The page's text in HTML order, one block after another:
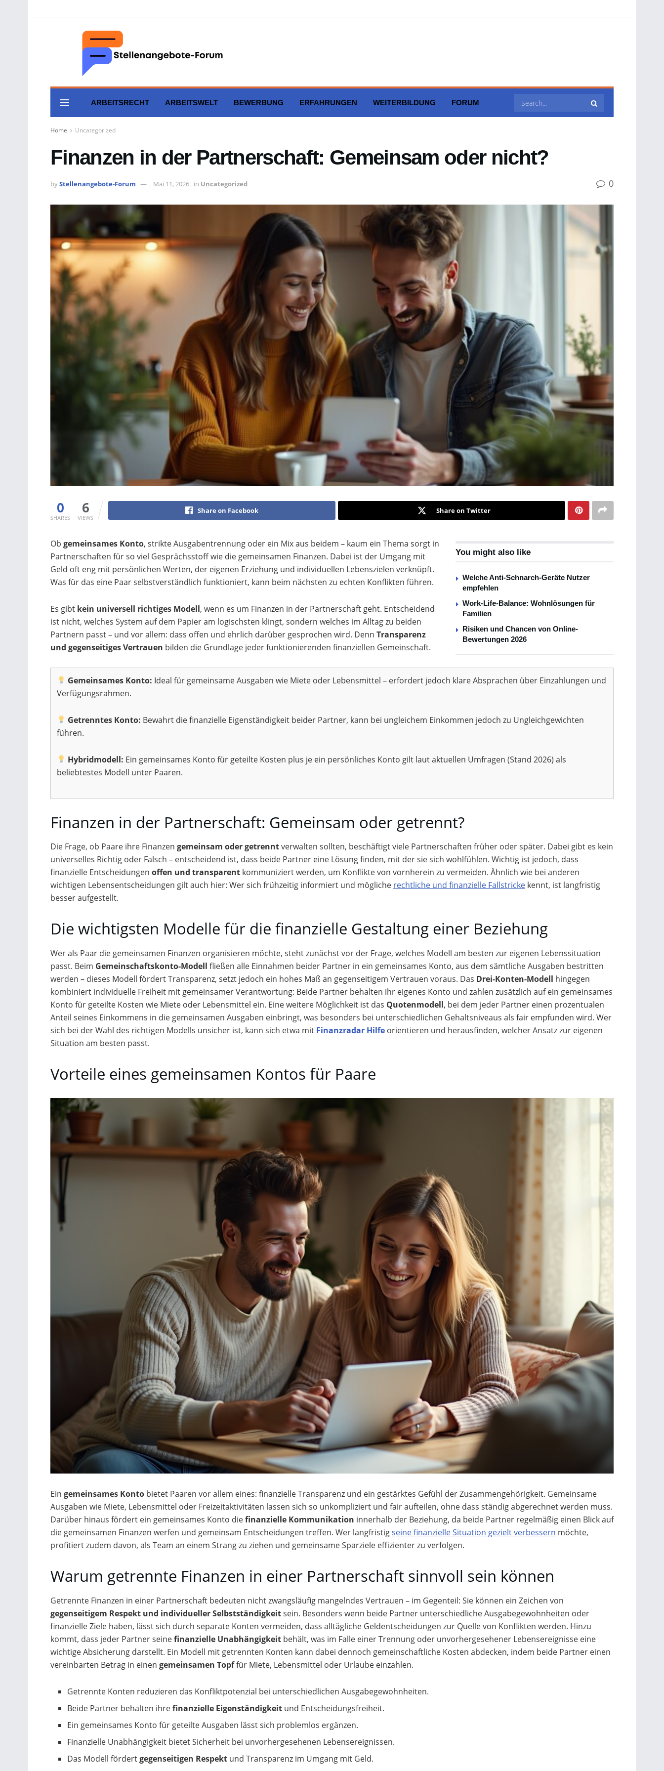
ARBEITSRECHT ARBEITSWELT BEWERBUNG ERFAHRUNGEN WEITERBILDUNG FORUM
Home Uncategorized
Finanzen in der Partnerschaft: Gemeinsam oder nicht?
byStellenangebote-Forum Mai 11, 2026 in Uncategorized 0
0
SHARES
6
VIEWS
Share on Facebook Share on Twitter
You might also like
Welche Anti-Schnarch-Geräte Nutzer
empfehlen
Work-Life-Balance: Wohnlösungen für
Familien
Risiken und Chancen von Online-
Bewertungen 2026
Ob gemeinsames Konto, strikte Ausgabentrennung oder ein Mix aus beidem – kaum ein Thema sorgt in
Partnerschaften für so viel Gesprächsstoff wie die gemeinsamen Finanzen. Dabei ist der Umgang mit
Geld oft eng mit persönlichen Werten, der eigenen Erziehung und individuellen Lebenszielen verknüpft.
Was für das eine Paar selbstverständlich funktioniert, kann beim nächsten zu echten Konflikten führen.
Es gibt kein universell richtiges Modell, wenn es um Finanzen in der Partnerschaft geht. Entscheidend
ist nicht, welches System auf dem Papier am logischsten klingt, sondern welches im Alltag zu beiden
Partnern passt – und vor allem: dass offen und ehrlich darüber gesprochen wird. Denn Transparenz
und gegenseitiges Vertrauen bilden die Grundlage jeder funktionierenden finanziellen Gemeinschaft.
Gemeinsames Konto: Ideal für gemeinsame Ausgaben wie Miete oder Lebensmittel – erfordert jedoch klare Absprachen über Einzahlungen und
Verfügungsrahmen.
Getrenntes Konto: Bewahrt die finanzielle Eigenständigkeit beider Partner, kann bei ungleichem Einkommen jedoch zu Ungleichgewichten
führen.
Hybridmodell: Ein gemeinsames Konto für geteilte Kosten plus je ein persönliches Konto gilt laut aktuellen Umfragen (Stand 2026) als
beliebtestes Modell unter Paaren.
Finanzen in der Partnerschaft: Gemeinsam oder getrennt?
Die Frage, ob Paare ihre Finanzen gemeinsam oder getrenntverwalten sollten, beschäftigt viele Partnerschaften früher oder später. Dabei gibt es kein
universelles Richtig oder Falsch – entscheidend ist, dass beide Partner eine Lösung finden, mit der sie sich wohlfühlen. Wichtig ist jedoch, dass
finanzielle Entscheidungen offen und transparent kommuniziert werden, um Konflikte von vornherein zu vermeiden. Ähnlich wie bei anderen
wichtigen Lebensentscheidungen gilt auch hier: Wer sich frühzeitig informiert und mögliche rechtliche und finanzielle Fallstricke kennt, ist langfristig
besser aufgestellt.
Die wichtigsten Modelle für die finanzielle Gestaltung einer Beziehung
Wer als Paar die gemeinsamen Finanzen organisieren möchte, steht zunächst vor der Frage, welches Modell am besten zur eigenen Lebenssituation
passt. Beim Gemeinschaftskonto-Modell fließen alle Einnahmen beider Partner in ein gemeinsames Konto, aus dem sämtliche Ausgaben bestritten
werden – dieses Modell fördert Transparenz, setzt jedoch ein hohes Maß an gegenseitigem Vertrauen voraus. Das Drei-Konten-Modell hingegen
kombiniert individuelle Freiheit mit gemeinsamer Verantwortung: Beide Partner behalten ihr eigenes Konto und zahlen zusätzlich auf ein gemeinsames
Konto für geteilte Kosten wie Miete oder Lebensmittel ein. Eine weitere Möglichkeit ist das Quotenmodell, bei dem jeder Partner einen prozentualen
Anteil seines Einkommens in die gemeinsamen Ausgaben einbringt, was besonders bei unterschiedlichen Gehaltsniveaus als fair empfunden wird. Wer
sich bei der Wahl des richtigen Modells unsicher ist, kann sich etwa mit Finanzradar Hilfe orientieren und herausfinden, welcher Ansatz zur eigenen
Situation am besten passt.
Vorteile eines gemeinsamen Kontos für Paare
Ein gemeinsames Konto bietet Paaren vor allem eines: finanzielle Transparenz und ein gestärktes Gefühl der Zusammengehörigkeit. Gemeinsame
Ausgaben wie Miete, Lebensmittel oder Freizeitaktivitäten lassen sich so unkompliziert und fair aufteilen, ohne dass ständig abgerechnet werden muss.
Darüber hinaus fördert ein gemeinsames Konto diefinanzielle Kommunikation innerhalb der Beziehung, da beide Partner regelmäßig einen Blick auf
die gemeinsamen Finanzen werfen und gemeinsam Entscheidungen treffen. Wer langfristigseine finanzielle Situation gezielt verbessern möchte,
profitiert zudem davon, als Team an einem Strang zu ziehen und gemeinsame Sparziele effizienter zu verfolgen.
Warum getrennte Finanzen in einer Partnerschaft sinnvoll sein können
Getrennte Finanzen in einer Partnerschaft bedeuten nicht zwangsläufig mangelndes Vertrauen – im Gegenteil: Sie können ein Zeichen von
gegenseitigem Respekt und individueller Selbstständigkeitsein. Besonders wenn beide Partner unterschiedliche Ausgabegewohnheiten oder
finanzielle Ziele haben, lässt sich durch separate Konten vermeiden, dass alltägliche Geldentscheidungen zur Quelle von Konflikten werden. Hinzu
kommt, dass jeder Partner seinefinanzielle Unabhängigkeit behält, was im Falle einer Trennung oder unvorhergesehener Lebensereignisse eine
wichtige Absicherung darstellt. Ein Modell mit getrennten Konten kann dabei dennoch gemeinschaftliche Kosten abdecken, indem beide Partner einen
vereinbarten Betrag in einen gemeinsamen Topffür Miete, Lebensmittel oder Urlaube einzahlen.
Getrennte Konten reduzieren das Konfliktpotenzial bei unterschiedlichen Ausgabegewohnheiten.
Beide Partner behalten ihrefinanzielle Eigenständigkeit und Entscheidungsfreiheit.
Ein gemeinsames Konto für geteilte Ausgaben lässt sich problemlos ergänzen.
Finanzielle Unabhängigkeit bietet Sicherheit bei unvorhergesehenen Lebensereignissen.
Das Modell fördertgegenseitigen Respekt und Transparenz im Umgang mit Geld.